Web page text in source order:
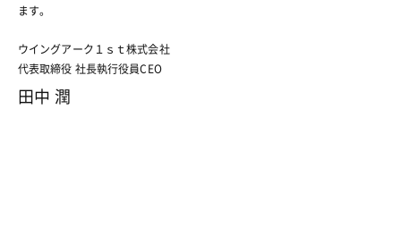
ます。
ウイングアーク１ｓｔ株式会社
代表取締役 社長執行役員CEO
田中 潤